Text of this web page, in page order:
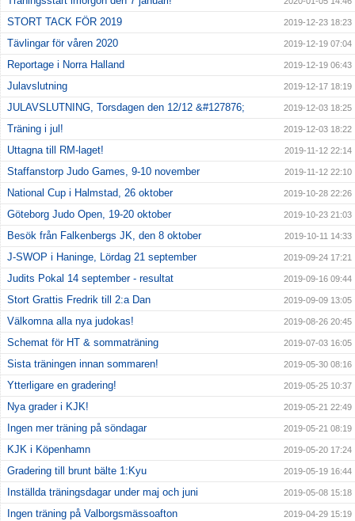
STORT TACK FÖR 2019 2019-12-23 18:23
Tävlingar för våren 2020 2019-12-19 07:04
Reportage i Norra Halland 2019-12-19 06:43
Julavslutning 2019-12-17 18:19
JULAVSLUTNING, Torsdagen den 12/12 &#127876; 2019-12-03 18:25
Träning i jul! 2019-12-03 18:22
Uttagna till RM-laget! 2019-11-12 22:14
Staffanstorp Judo Games, 9-10 november 2019-11-12 22:10
National Cup i Halmstad, 26 oktober 2019-10-28 22:26
Göteborg Judo Open, 19-20 oktober 2019-10-23 21:03
Besök från Falkenbergs JK, den 8 oktober 2019-10-11 14:33
J-SWOP i Haninge, Lördag 21 september 2019-09-24 17:21
Judits Pokal 14 september - resultat 2019-09-16 09:44
Stort Grattis Fredrik till 2:a Dan 2019-09-09 13:05
Välkomna alla nya judokas! 2019-08-26 20:45
Schemat för HT & sommaträning 2019-07-03 16:05
Sista träningen innan sommaren! 2019-05-30 08:16
Ytterligare en gradering! 2019-05-25 10:37
Nya grader i KJK! 2019-05-21 22:49
Ingen mer träning på söndagar 2019-05-21 08:19
KJK i Köpenhamn 2019-05-20 17:24
Gradering till brunt bälte 1:Kyu 2019-05-19 16:44
Inställda träningsdagar under maj och juni 2019-05-08 15:18
Ingen träning på Valborgsmässoafton 2019-04-29 15:19